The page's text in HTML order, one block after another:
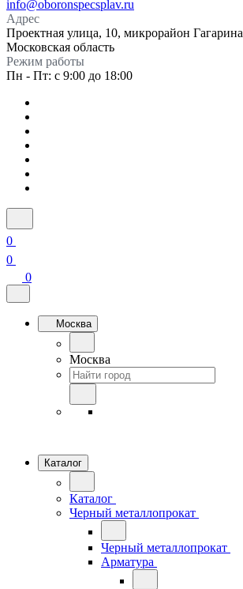
info@oboronspecsplav.ru
Адрес
Проектная улица, 10, микрорайон
Московская область
Режим работы
Пн - Пт: с 9:00 до 18:00
0
0
0
Москва
Москва
Каталог
Каталог
Черный металлопрокат
Черный металлопрокат
Арматура